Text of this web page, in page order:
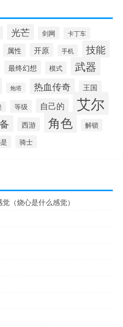
光芒 剑网 卡丁车
属性 开原 手机 技能
最终幻想 模式 武器
炮塔 热血传奇 王国
等级 自己的 艾尔
西游 角色 解锁
骑士
（烧心是什么感觉）